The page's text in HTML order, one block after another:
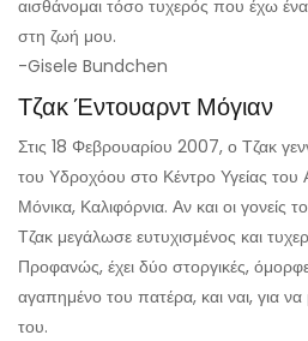
αισθάνομαι τόσο τυχερός που έχω
στη ζωή μου.
-Gisele Bundchen
Τζακ Έντουαρντ Μόγιαν
Στις 18 Φεβρουαρίου 2007, ο Τζακ
του Υδροχόου στο Κέντρο Υγείας του
Μόνικα, Καλιφόρνια. Αν και οι γονείς
Τζακ μεγάλωσε ευτυχισμένος και
Προφανώς, έχει δύο στοργικές,
αγαπημένο του πατέρα, και ναι, για
του.